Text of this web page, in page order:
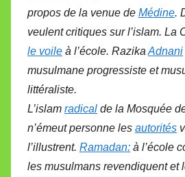
propos de la venue de Médine.
veulent critiques sur l’islam. La
le voile à l’école. Razika Adnani
musulmane progressiste et
littéraliste.
L’islam radical de la Mosquée
n’émeut personne les autorités
l’illustrent. Ramadan: à l’école
les musulmans revendiquent et